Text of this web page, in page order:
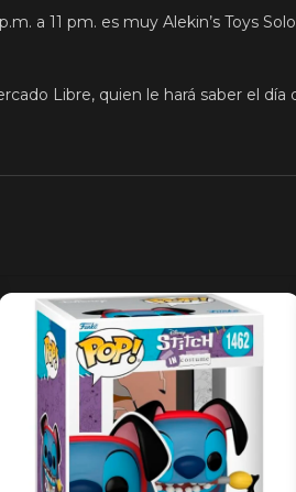
a 11 pm. es muy Alekin’s Toys
Libre, quien le hará saber el